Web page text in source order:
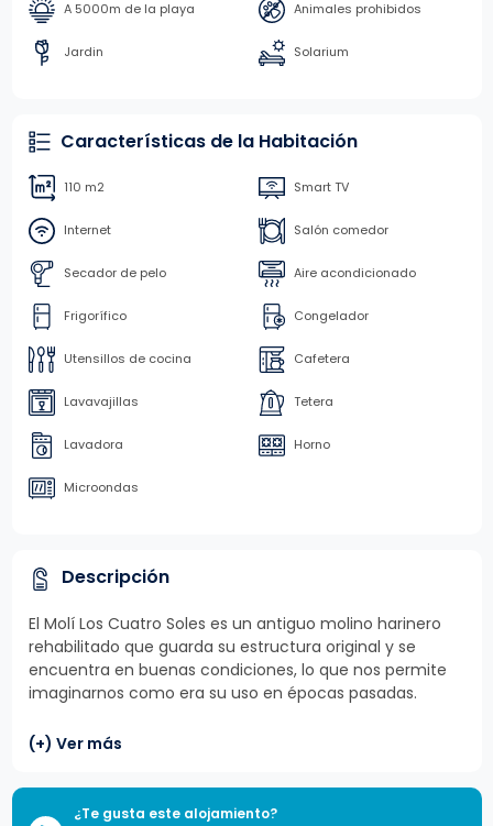
A 5000m de la playa Animales prohibidos
Jardin Solarium
Características de la Habitación
110 m2 Smart TV
Internet Salón comedor
Secador de pelo Aire acondicionado
Frigorífico Congelador
Utensillos de cocina Cafetera
Lavavajillas Tetera
Lavadora Horno
Microondas
Descripción
El Molí Los Cuatro Soles es un antiguo molino harinero
rehabilitado que guarda su estructura original y se
encuentra en buenas condiciones, lo que nos permite
imaginarnos como era su uso en épocas pasadas.
(+) Ver más
¿Te gusta este alojamiento?